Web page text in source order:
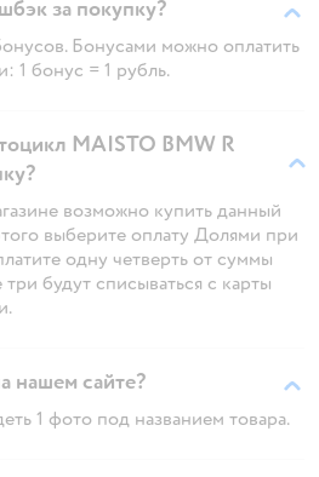
за покупку?
Бонусами можно оплатить
1 бонус = 1 рубль.
MAISTO BMW R
возможно купить данный
выберите оплату Долями при
одну четверть от суммы
три будут списываться с карты
нашем сайте?
1 фото под названием товара.